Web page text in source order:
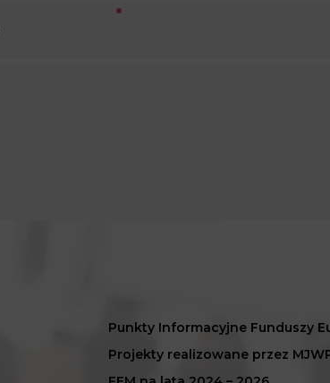
Punkty Informacyjne Funduszy
Projekty realizowane przez